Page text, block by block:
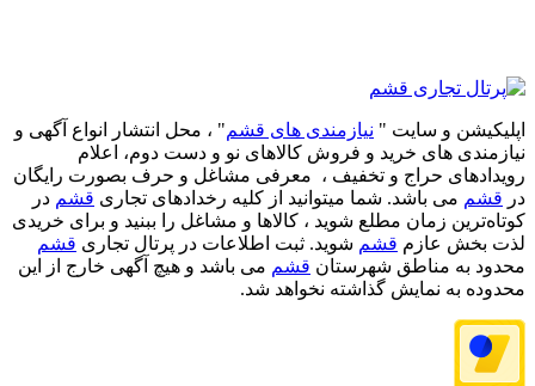
اپلیکیشن و سایت " نیازمندی های قشم" ، محل انتشار انواع آگهی و
نیازمندی های خرید و فروش کالاهای نو و دست‌ دوم، اعلام
رویدادهای حراج و تخفیف ، معرفی مشاغل و حرف بصورت رایگان
در قشم می باشد. شما میتوانید از کلیه رخدادهای تجاری قشم در
کوتاه‌ترین زمان مطلع شوید ، کالاها و مشاغل را ببنید و برای خریدی
لذت بخش عازم قشم شوید. ثبت اطلاعات در پرتال تجاری قشم
محدود به مناطق شهرستان قشم می باشد و هیچ آگهی خارج از این
محدوده به نمایش گذاشته نخواهد شد.